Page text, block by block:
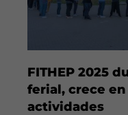
FITHEP 2025
ferial, crece
actividades